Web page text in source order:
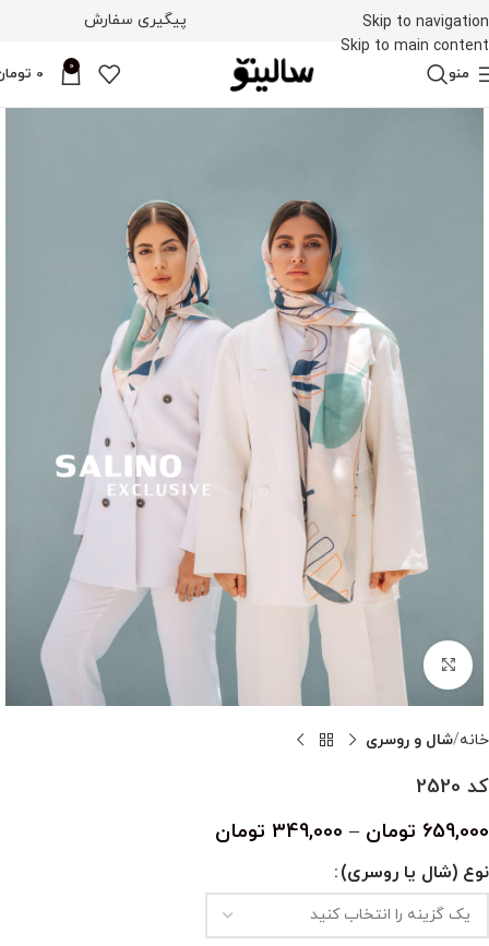
Skip to navigation
Skip to main content
پیگیری سفارش
منو 0
0
بزرگنمایی تصویر
خانه شال و روسری
کد 2520
659,000 تومان –
349,000 تومان
نوع (شال یا روسری)